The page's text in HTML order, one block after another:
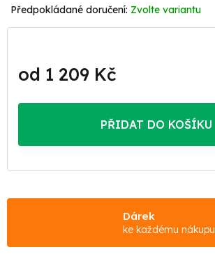
Zvolte variantu
od 1 209 Kč
cena:
PŘIDAT DO KOŠÍKU
Dárek
ke každému nákupu